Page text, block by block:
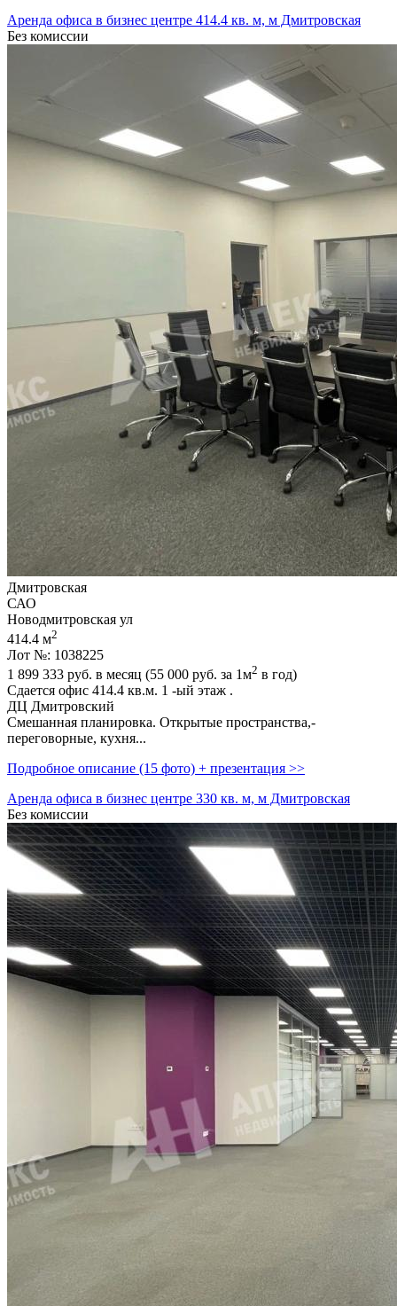
Аренда офиса в бизнес центре 414.4 кв. м, м Дмитровская
Без комиссии
Дмитровская
САО
Новодмитровская ул
414.4 м2
Лот №: 1038225
1 899 333 руб. в месяц (55 000 руб. за 1м2 в год)
Сдается офис 414.4 кв.м. 1 -ый этаж .
ДЦ Дмитровский
Смешанная планировка. Открытые пространства,­
переговорные,­ кухня...
Подробное описание (15 фото) + презентация >>
Аренда офиса в бизнес центре 330 кв. м, м Дмитровская
Без комиссии